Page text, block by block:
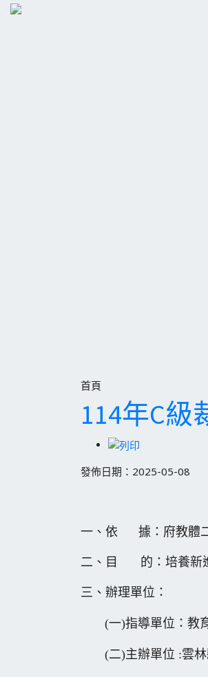
首頁
114年C
發佈日期：2025-05-08
一、依 據：府教體二
二、目 的：培養新進
三、辦理單位：
(一)指導單位：教
(二)主辦單位 :雲林